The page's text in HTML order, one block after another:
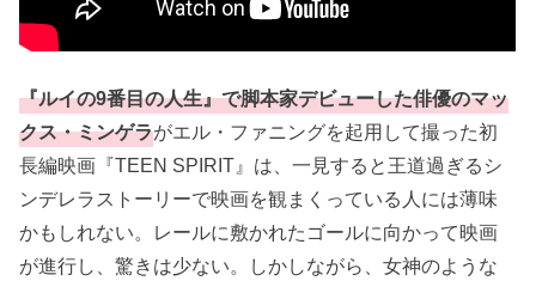
『ルイの9番目の人生』で脚本家デビューした俳優のマッ
クス・ミンゲラがエル・ファニングを起用して撮った初
長編映画『TEEN SPIRIT』は、一見すると王道過ぎるシ
ンデレラストーリーで映画を観まくっている人には薄味
かもしれない。レールに敷かれたゴールに向かって映画
が進行し、驚きは少ない。しかしながら、女神のような